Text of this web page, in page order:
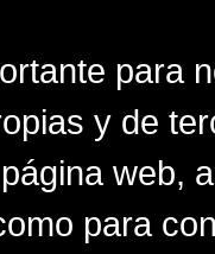
para
y de
web,
para